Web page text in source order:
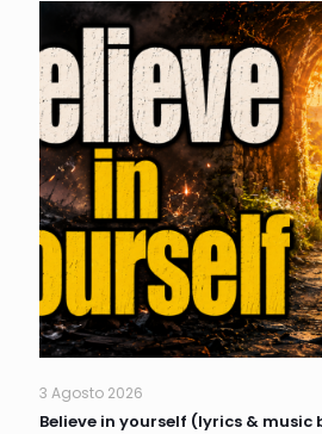
3 Agosto 2026
Believe in yourself (lyrics & music